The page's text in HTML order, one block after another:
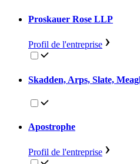
Proskauer Rose LLP
Profil de l'entreprise
Skadden, Arps, Slate,
Apostrophe
Profil de l'entreprise